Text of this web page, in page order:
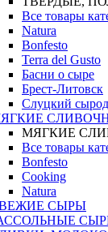
Все товары
Natura
Bonfesto
Terra del Gusto
Басни о сыре
Брест-Литовск
Слуцкий
МЯГКИЕ
Все товары
Bonfesto
Cooking
Natura
СЫРЫ